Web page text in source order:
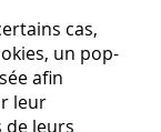
cas,
un pop-
afin
leur
de leurs